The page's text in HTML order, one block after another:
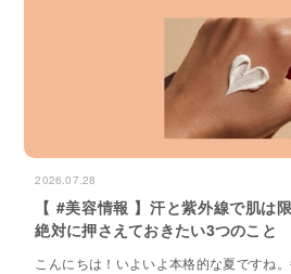
2026.07.28
【 #美容情報 】汗と紫外線で肌は
絶対に押さえておきたい3つのこと
こんにちは！いよいよ本格的な夏ですね